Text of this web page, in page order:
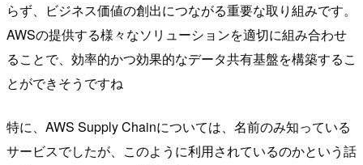
らず、ビジネス価値の創出につながる重要な取り組みです。
AWSの提供する様々なソリューションを適切に組み合わせ
ることで、効率的かつ効果的なデータ共有基盤を構築するこ
とができそうですね
特に、AWS Supply Chainについては、名前のみ知っている
サービスでしたが、このように利用されているのかという話